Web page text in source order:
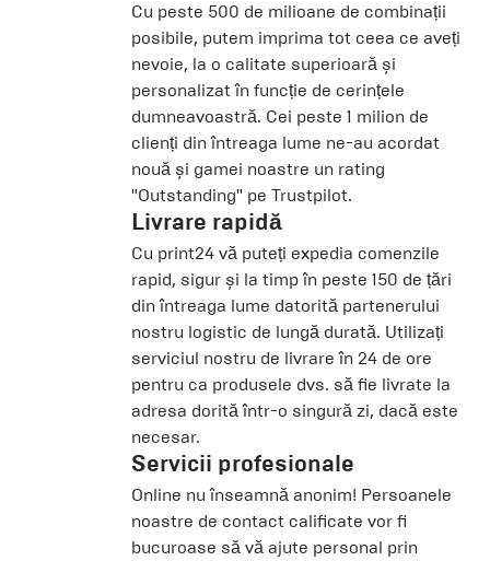
Cu peste 500 de milioane de combinații
posibile, putem imprima tot ceea ce aveți
nevoie, la o calitate superioară și
personalizat în funcție de cerințele
dumneavoastră. Cei peste 1 milion de
clienți din întreaga lume ne-au acordat
nouă și gamei noastre un rating
"Outstanding" pe Trustpilot.
Livrare rapidă
Cu print24 vă puteți expedia comenzile
rapid, sigur și la timp în peste 150 de țări
din întreaga lume datorită partenerului
nostru logistic de lungă durată. Utilizați
serviciul nostru de livrare în 24 de ore
pentru ca produsele dvs. să fie livrate la
adresa dorită într-o singură zi, dacă este
necesar.
Servicii profesionale
Online nu înseamnă anonim! Persoanele
noastre de contact calificate vor fi
bucuroase să vă ajute personal prin